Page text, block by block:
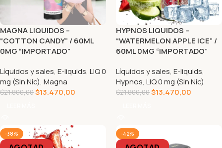
MAGNA LIQUIDOS –
“COTTON CANDY” / 60ML
0MG “IMPORTADO”
Líquidos y sales, E-liquids, LIQ 0
mg (Sin Nic), Magna
$21.800,00$13.470,00
HYPNOS LIQUIDOS –
“WATERMELON APPLE ICE” /
60ML 0MG “IMPORTADO”
Líquidos y sales, E-liquids,
Hypnos, LIQ 0 mg (Sin Nic)
$21.800,00$13.470,00
-38% -42%